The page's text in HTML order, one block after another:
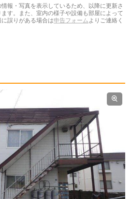
報・写真を表示しているため、以降に更新さ
す。また、室内の様子や設備も部屋によって
誤りがある場合は申告フォーム よりご連絡く